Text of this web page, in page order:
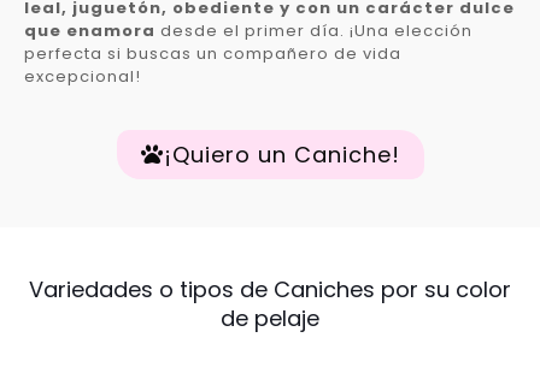
leal, juguetón, obediente y con un carácter dulce
que enamora desde el primer día. ¡Una elección
perfecta si buscas un compañero de vida
excepcional!
¡Quiero un Caniche!
Variedades o tipos de Caniches por su color
de pelaje